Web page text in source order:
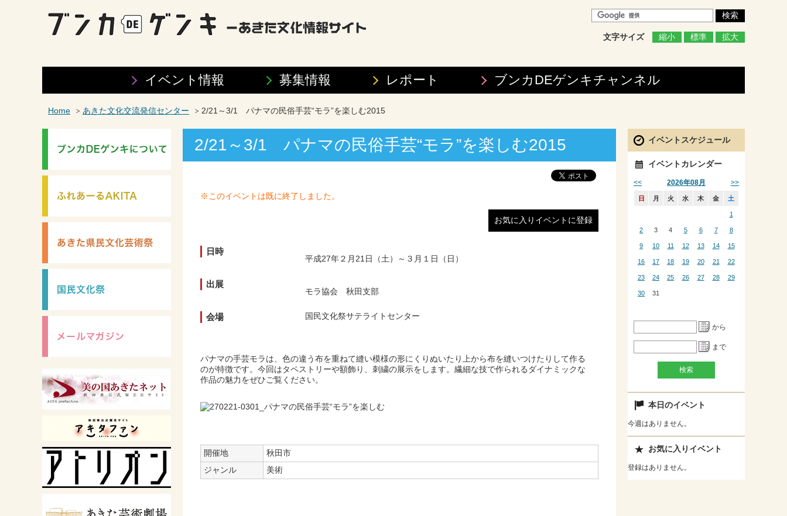
文字サイズ 縮小 標準 拡大
イベント情報 募集情報 レポート ブンカDEゲンキチャンネル
Home あきた文化交流発信センター 2/21～3/1 パナマの民俗手芸“モラ”を楽しむ2015
2/21～3/1 パナマの民俗手芸“モラ”を楽しむ2015
※このイベントは既に終了しました。
お気に入りイベントに登録
日時
平成27年２月21日（土）～３月１日（日）
出展
モラ協会 秋田支部
会場 国民文化祭サテライトセンター
パナマの手芸モラは、色の違う布を重ねて縫い模様の形にくりぬいたり上から布を縫いつけたりして作る
のが特徴です。今回はタペストリーや額飾り、刺繍の展示をします。繊細な技で作られるダイナミックな
作品の魅力をぜひご覧ください。
開催地
秋田市
ジャンル
美術
イベントスケジュール
イベントカレンダー
2026年08月
<< >>
日 月 火 水 木 金 土
1
2 3 4 5 6 7 8
9 10 11 12 13 14 15
16 17 18 19 20 21 22
23 24 25 26 27 28 29
30 31
から
まで
本日のイベント
今週はありません。
お気に入りイベント
登録はありません。